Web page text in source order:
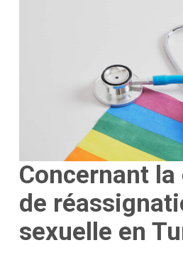
Concernant
de
sexuelle en